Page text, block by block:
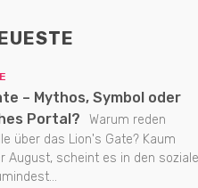
– Mythos, Symbol oder
Portal?
Warum reden
über das Lion's Gate? Kaum
August, scheint es in den